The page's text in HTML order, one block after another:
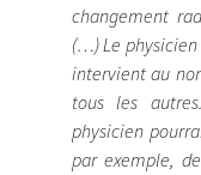
changement
(…) Le physicien
intervient au
tous les
physicien
par exemple,